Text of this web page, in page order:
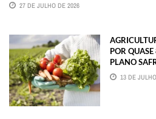
27 DE JULHO DE 2026
POR
PLANO
13 DE